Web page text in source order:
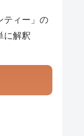
ティー」の
に解釈